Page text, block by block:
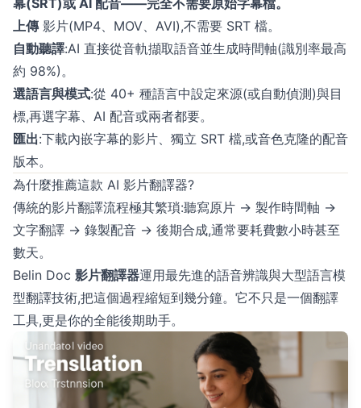
幕(SRT)或 AI 配音——完全不需要原始字幕檔。
上傳影片(MP4、MOV、AVI),不需要 SRT 檔。
自動聽譯:AI 直接從音軌擷取語音並生成時間軸(識別率最高
約 98%)。
選語言與模式:從 40+ 種語言中設定來源(或自動偵測)與目
標,再選字幕、AI 配音或兩者都要。
匯出:下載內嵌字幕的影片、獨立 SRT 檔,或音色克隆的配音
版本。
為什麼推薦這款 AI 影片翻譯器?
傳統的影片翻譯流程極其繁瑣:聽寫原片 → 製作時間軸 →
文字翻譯 → 錄製配音 → 後期合成,通常要耗費數小時甚至
數天。
Belin Doc 影片翻譯器運用最先進的語音辨識與大型語言模
型翻譯技術,把這個過程縮短到幾分鐘。它不只是一個翻譯
工具,更是你的全能後期助手。